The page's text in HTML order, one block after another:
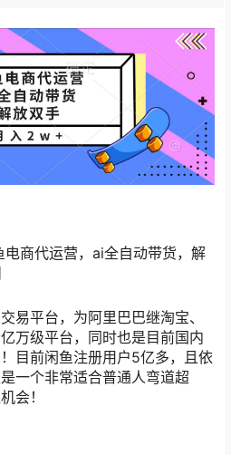
商代运营，ai全自动带货，解
易平台，为阿里巴巴继淘宝、
万级平台，同时也是目前国内
目前闲鱼注册用户5亿多，且依
一个非常适合普通人弯道超
会！